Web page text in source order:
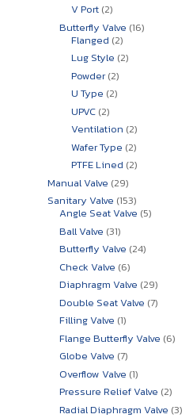
V Port 22
สินค้า
Butterfly Valve 1616
Flanged 22
สินค้า
Lug Style 22
Powder 22
สินค้า
U Type 22
UPVC 22
สินค้า
Ventilation 22
สินค้า
Wafer Type 22
สินค้า
PTFE Lined 22
Manual Valve 2929
สินค้า
Sanitary Valve 153153
สินค้า
Angle Seat Valve 55
Ball Valve 3131
สินค้า
Butterfly Valve 2424
Check Valve 66
สินค้า
Diaphragm Valve 2929
สินค้า
Double Seat Valve 77
Filling Valve 11
สินค้า
Flange Butterfly Valve 66
Globe Valve 77
สินค้า
Overflow Valve 11
สินค้า
Pressure Relief Valve 22
สินค้า
Radial Diaphragm Valve 33